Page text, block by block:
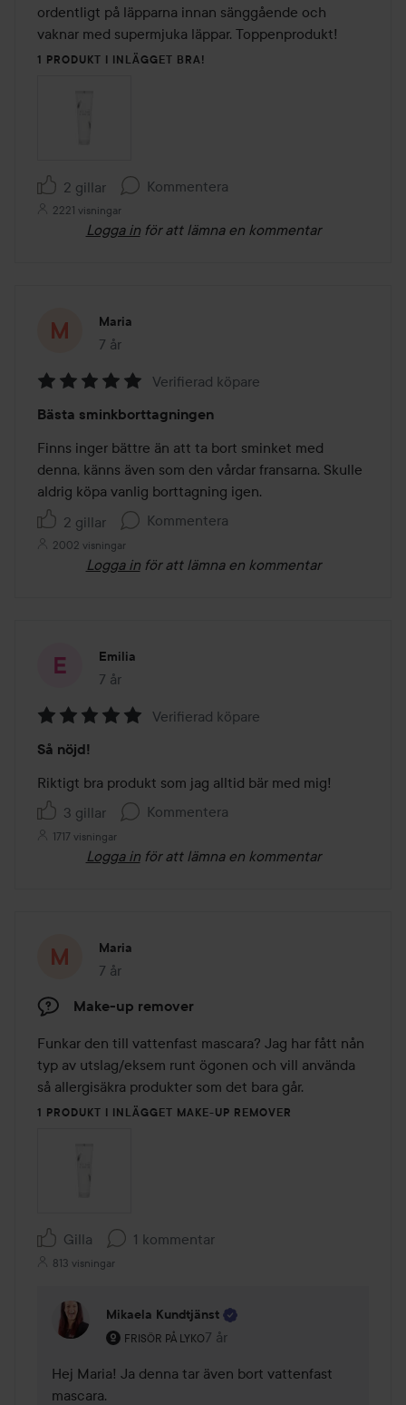
ordentligt på läpparna innan sänggående och
vaknar med supermjuka läppar. Toppenprodukt!
1 PRODUKT I INLÄGGET BRA!
2 gillar Kommentera
2221 visningar
Logga in för att lämna en kommentar
Maria
7 år
Inlägget skapades 7 år
5
av
5
Verifierad köpare
Bästa sminkborttagningen
Finns inger bättre än att ta bort sminket med
denna, känns även som den vårdar fransarna. Skulle
aldrig köpa vanlig borttagning igen.
2 gillar
Kommentera
2002 visningar
Logga in för att lämna en kommentar
Emilia
7 år
Inlägget skapades 7 år
5
av
5
Verifierad köpare
Så nöjd!
Riktigt bra produkt som jag alltid bär med mig!
3 gillar
Kommentera
1717 visningar
Logga in för att lämna en kommentar
Maria
7 år
Inlägget skapades 7 år
Make-up remover
Funkar den till vattenfast mascara? Jag har fått nån
typ av utslag/eksem runt ögonen och vill använda
så allergisäkra produkter som det bara går.
1 PRODUKT I INLÄGGET MAKE-UP REMOVER
Gilla 1 kommentar
813 visningar
Mikaela Kundtjänst
FRISÖR PÅ LYKO
Användarens roll: Frisör på Lyko.
7 år
Kommentaren lades 7 år
Hej Maria! Ja denna tar även bort vattenfast
mascara.